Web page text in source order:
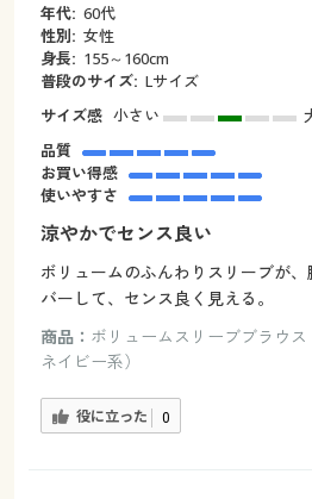
年代: 60代
性別: 女性
身長: 155～160cm
普段のサイズ: Lサイズ
サイズ感 小さい
品質
お買い得感
使いやすさ
涼やかでセンス良い
ボリュームのふんわりスリーブが
バーして、センス良く見える。
商品： ボリュームスリーブブラウ
ネイビー系）
役に立った 0